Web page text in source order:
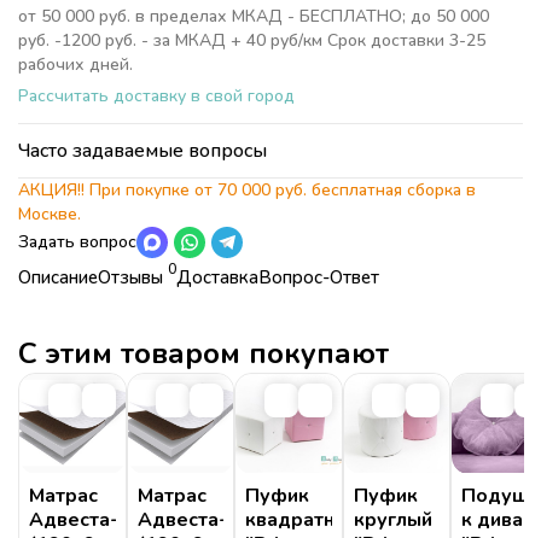
ОписаниеОтзывы 0ДоставкаВопрос-Ответ
Коллекция
Детская комната Princess
Россия
Высота
29,8 см
Длина
180 см/150 см
Ширина
Спальное место
160х90 см
Страна
29,8 см
Длина
180 см/150 см
Ширина
95 м
Спальное место
160х90 см
БЕСПЛАТНО.
Подъем:
от 50 000 руб. в пределах МКАД - БЕСПЛАТНО; до 50 000
руб. -1200 руб. - за МКАД + 40 руб/км Срок доставки 3-25
рабочих дней.
Рассчитать доставку в свой город
Часто задаваемые вопросы
АКЦИЯ!! При покупке от 70 000 руб. бесплатная сборка в
Москве.
Задать вопрос
С этим товаром покупают
Матрас
Адвеста-10см
Матрас
Адвеста-15см
Пуфик
квадратный
Пуфик
круглый
к